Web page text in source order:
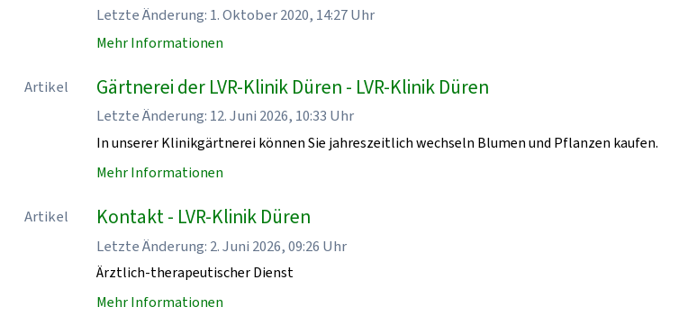
Letzte Änderung: 1. Oktober 2020, 14:27 Uhr
Mehr Informationen
Artikel Gärtnerei der LVR-Klinik Düren - LVR-Klinik Düren
Letzte Änderung: 12. Juni 2026, 10:33 Uhr
In unserer Klinikgärtnerei können Sie jahreszeitlich wechseln Blumen und Pflanzen kaufen.
Mehr Informationen
Artikel Kontakt - LVR-Klinik Düren
Letzte Änderung: 2. Juni 2026, 09:26 Uhr
Ärztlich-therapeutischer Dienst
Mehr Informationen